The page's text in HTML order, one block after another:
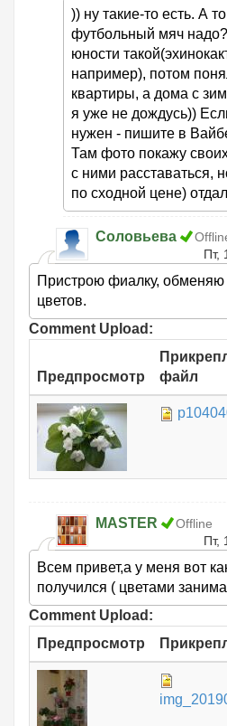
)) ну такие-то есть. А
футбольный мяч
юности
например), потом
квартиры, а дома с
я уже не дождусь))
нужен - пишите в
Там фото покажу
с ними расставаться,
по сходной цене)
Соловьева
Пт,
Пристрою фиалку, обменяю
цветов.
Comment Upload:
Предпросмотр
файл
MASTER
Offline
Пт,
Всем привет,а у меня вот
получился ( цветами
Comment Upload:
Предпросмотр